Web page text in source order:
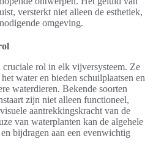
versterkt niet alleen de esthetiek,
omgeving.
cruciale rol in elk vijversysteem. Ze
water en bieden schuilplaatsen en
waterdieren. Bekende soorten
zijn niet alleen functioneel,
aantrekkingskracht van de
van waterplanten kan de algehele
bij­dragen aan een evenwichtig